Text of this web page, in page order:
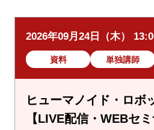
2026年09月24日（木）
資料 単独講師
ヒューマノイド・ロボ
【LIVE配信・WEBセミ